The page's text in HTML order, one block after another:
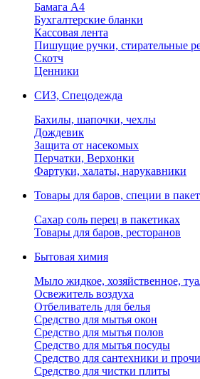
Бамага А4
Бухгалтерские бланки
Кассовая лента
Пишущие ручки, стирательные
Скотч
Ценники
СИЗ, Спецодежда
Бахилы, шапочки, чехлы
Дождевик
Защита от насекомых
Перчатки, Верхонки
Фартуки, халаты, нарукавники
Товары для баров, специи в
Сахар соль перец в пакетиках
Товары для баров, ресторанов
Бытовая химия
Мыло жидкое, хозяйственное,
Освежитель воздуха
Отбеливатель для белья
Средство для мытья окон
Средство для мытья полов
Средство для мытья посуды
Средство для сантехники и
Средство для чистки плиты